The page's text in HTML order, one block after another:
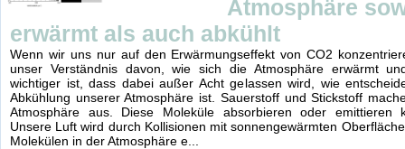
Atmosphäre
erwärmt als auch abkühlt
Wenn wir uns nur auf den Erwärmungseffekt von CO2
unser Verständnis davon, wie sich die Atmosphäre erwärmt
wichtiger ist, dass dabei außer Acht gelassen wird, wie
Abkühlung unserer Atmosphäre ist. Sauerstoff und Stickstoff
Atmosphäre aus. Diese Moleküle absorbieren oder emittieren
Unsere Luft wird durch Kollisionen mit sonnengewärmten
Molekülen in der Atmosphäre e...